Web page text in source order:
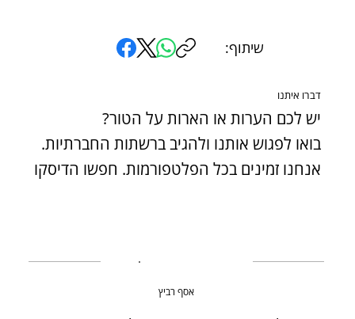
שיתוף:
דברו איתנו
יש לכם הערות או הארות על הטור?
בואו לפגוש אותנו ולהגיב ברשתות החברתיות.
אנחנו זמינים בכל הפלטפורמות. חפשו הדיסקו
אסף רביץ